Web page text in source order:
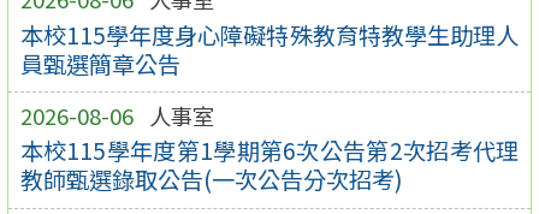
本校115學年度身心障礙特殊教育特教學生助理人
員甄選簡章公告
2026-08-06 人事室
本校115學年度第1學期第6次公告第2次招考代理
教師甄選錄取公告(一次公告分次招考)